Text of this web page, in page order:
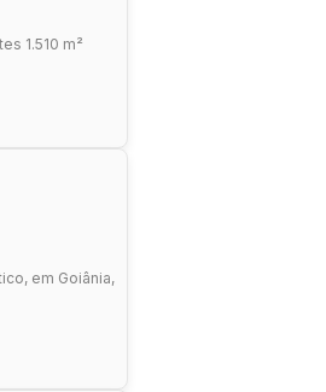
1.510 m²
em Goiânia,